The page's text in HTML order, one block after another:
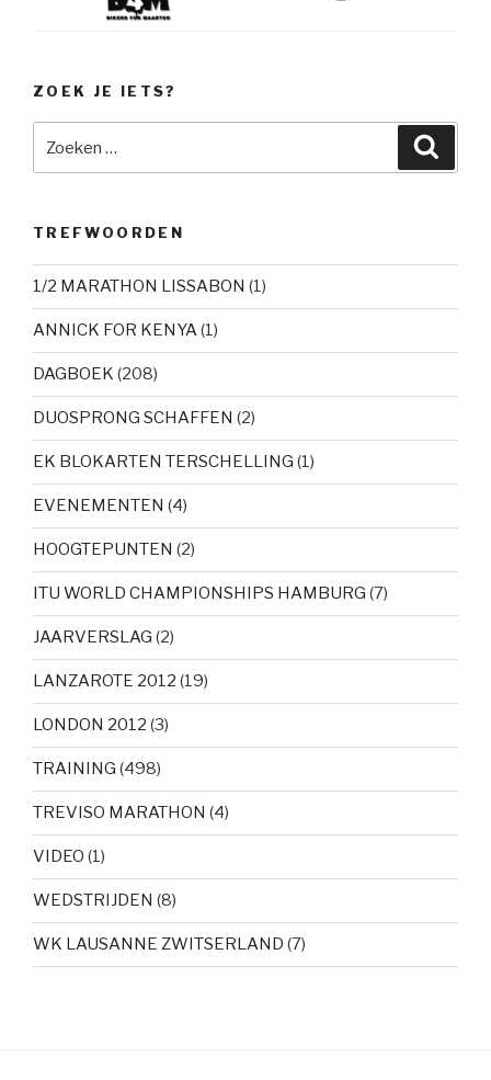
ZOEK JE IETS?
TREFWOORDEN
1/2 MARATHON LISSABON (1)
ANNICK FOR KENYA(1)
DAGBOEK (208)
DUOSPRONG SCHAFFEN (2)
EK BLOKARTEN TERSCHELLING (1)
EVENEMENTEN (4)
HOOGTEPUNTEN (2)
ITU WORLD CHAMPIONSHIPS HAMBURG (7)
JAARVERSLAG (2)
LANZAROTE 2012 (19)
LONDON 2012 (3)
TRAINING (498)
TREVISO MARATHON (4)
VIDEO (1)
WEDSTRIJDEN (8)
WK LAUSANNE ZWITSERLAND (7)